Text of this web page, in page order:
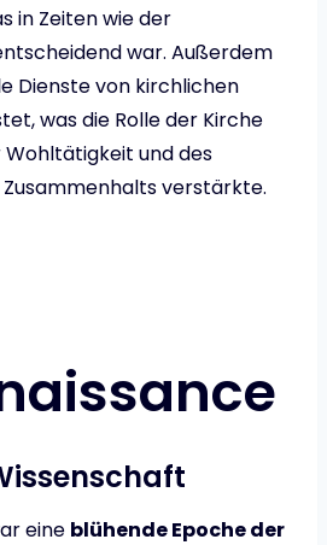
in Zeiten wie der
war. Außerdem
Dienste von kirchlichen
was die Rolle der Kirche
und des
verstärkte.
eine blühende Epoche der